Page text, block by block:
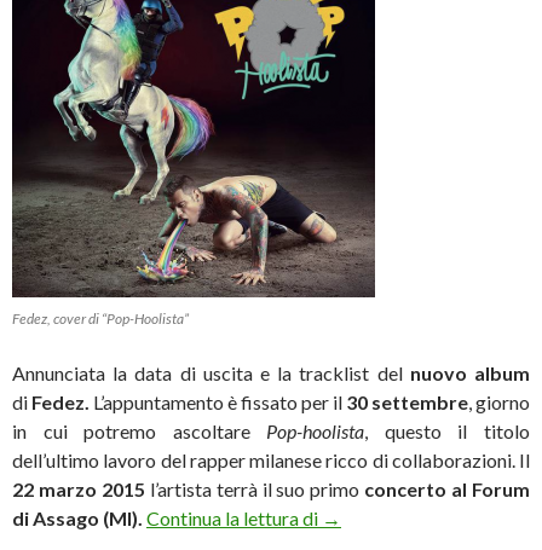
Fedez, cover di “Pop-Hoolista”
Annunciata la data di uscita e la tracklist del nuovo album
di Fedez. L’appuntamento è fissato per il 30 settembre , giorno
in cui potremo ascoltare Pop-hoolista , questo il titolo
dell’ultimo lavoro del rapper milanese ricco di collaborazioni. Il
22 marzo 2015 l’artista terrà il suo primo concerto al Forum
di Assago (MI). Continua la lettura di Fedez, nuovo album
→